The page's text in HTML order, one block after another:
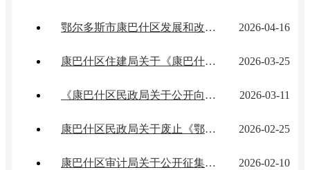
2026-04-16
鄂尔多斯市康巴什区发展和改革委员会关于征求《康巴什区成品粮油储备管理 实施办法（征求意见稿）》 意见建议的反馈说明
2026-03-25
康巴什区住建局关于《康巴什区高品质住宅小区建设技术导则（征求意见稿）》征求意见的反馈说明
2026-03-11
《康巴什区民政局关于公开向社会征集康巴什区社会救助服务突出问题线索的公告》的反馈说明
2026-02-25
康巴什区民政局关于废止《鄂尔多斯市康巴什区人民政府关于印发最低生活保障 特困供养 临时救助工作实施细则的通知》（征求意见稿）的反...
2026-02-10
康巴什区审计局关于公开征集2026年度审计项目计划建议的反馈说明